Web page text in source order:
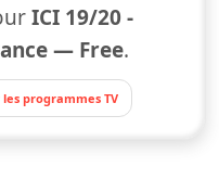
ICI 19/20 -
— Free.
programmes TV